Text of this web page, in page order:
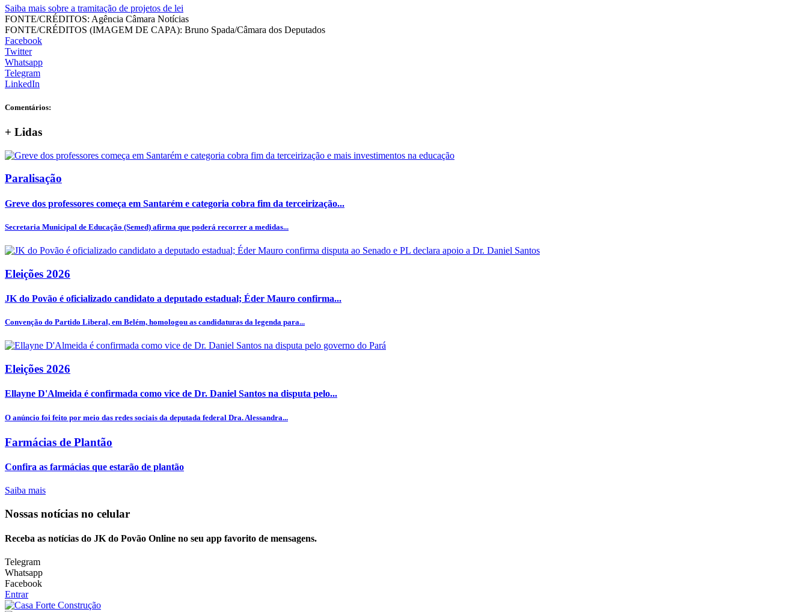
Saiba mais sobre a tramitação de projetos de lei
FONTE/CRÉDITOS: Agência Câmara Notícias
FONTE/CRÉDITOS (IMAGEM DE CAPA): Bruno Spada/Câmara dos Deputados
Facebook
Twitter
Whatsapp
Telegram
LinkedIn
Comentários:
+ Lidas
Paralisação
Greve dos professores começa em Santarém e categoria cobra fim da terceirização...
Secretaria Municipal de Educação (Semed) afirma que poderá recorrer a medidas...
Eleições 2026
JK do Povão é oficializado candidato a deputado estadual; Éder Mauro confirma...
Convenção do Partido Liberal, em Belém, homologou as candidaturas da legenda para...
Eleições 2026
Ellayne D'Almeida é confirmada como vice de Dr. Daniel Santos na disputa pelo...
O anúncio foi feito por meio das redes sociais da deputada federal Dra. Alessandra...
Farmácias de Plantão
Confira as farmácias que estarão de plantão
Saiba mais
Nossas notícias no celular
Receba as notícias do JK do Povão Online no seu app favorito de mensagens.
Telegram
Whatsapp
Facebook
Entrar